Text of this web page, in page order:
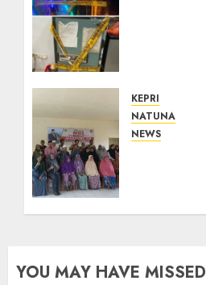
Planet
Batam,
53
Disita
KEPRI
NATUNA
NEWS
Aspirasi
Warga
YOU MAY HAVE MISSED